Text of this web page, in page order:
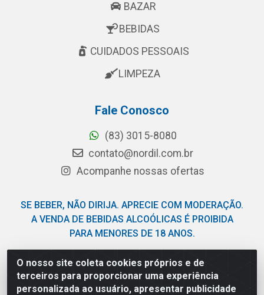
O nosso site coleta cookies próprios e de
terceiros para proporcionar uma experiência
personalizada ao usuário, apresentar publicidade
BAZAR
BEBIDAS
CUIDADOS PESSOAIS
LIMPEZA
Fale Conosco
(83) 3015-8080
contato@nordil.com.br
Acompanhe nossas ofertas
SE BEBER, NÃO DIRIJA. APRECIE COM MODERAÇÃO.
A VENDA DE BEBIDAS ALCOÓLICAS É PROIBIDA
PARA MENORES DE 18 ANOS.
Nordil Distribuidora - Avenida Liberdade, 2738, Bloco F -
Sesi - Bayeux/PB - CEP 58.111-400 - CNPJ